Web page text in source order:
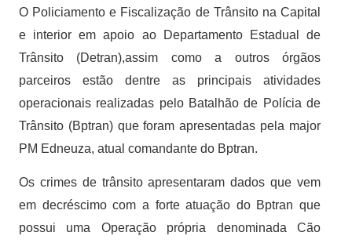
O Policiamento e Fiscalização de Trânsito na Capital
e interior em apoio ao Departamento Estadual de
Trânsito (Detran),assim como a outros órgãos
parceiros estão dentre as principais atividades
operacionais realizadas pelo Batalhão de Polícia de
Trânsito (Bptran) que foram apresentadas pela major
PM Edneuza, atual comandante do Bptran.
Os crimes de trânsito apresentaram dados que vem
em decréscimo com a forte atuação do Bptran que
possui uma Operação própria denominada Cão